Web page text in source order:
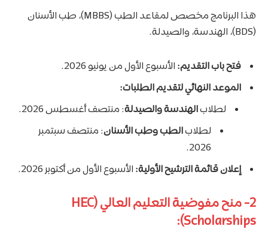
هذا البرنامج مخصص لمقاعد الطب (MBBS)، طب الأسنان
(BDS)، الهندسة، والصيدلة.
فتح باب التقديم: الأسبوع الأول من يونيو 2026.
الموعد النهائي لتقديم الطلبات:
لطلابالهندسة والصيدلة: منتصف أغسطس 2026.
لطلابالطب وطب الأسنان: منتصف سبتمبر
2026.
إعلان قائمة الترشيح الأولية: الأسبوع الأول من أكتوبر 2026.
2- منح مفوضية التعليم العالي (HEC
Scholarships):